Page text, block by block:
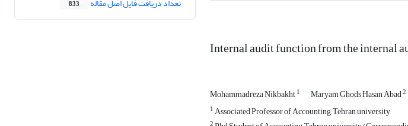
Internal audit function from the internal
Mohammadreza Nikbakht1 Maryam Ghods Hasan Abad2
1Associated Professor of Accounting, Tehran university
تعداد دریافت فایل اصل مقاله 833